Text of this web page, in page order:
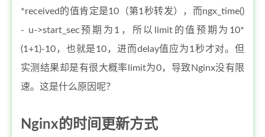
*received的值肯定是10（第1秒转发），而ngx_time()
- u->start_sec预期为1，所以limit的值预期为10*
(1+1)-10，也就是10，进而delay值应为1秒才对。但
实测结果却是有很大概率limit为0，导致Nginx没有限
速。这是什么原因呢？
Nginx的时间更新方式